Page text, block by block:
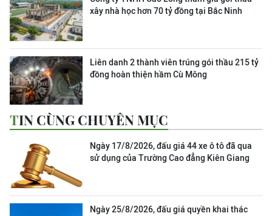
xây nhà học hơn 70 tỷ đồng tại Bắc Ninh
Liên danh 2 thành viên trúng gói thầu 215 tỷ
đồng hoàn thiện hầm Cù Mông
TIN CÙNG CHUYÊN MỤC
Ngày 17/8/2026, đấu giá 44 xe ô tô đã qua
sử dụng của Trường Cao đẳng Kiên Giang
Ngày 25/8/2026, đấu giá quyền khai thác